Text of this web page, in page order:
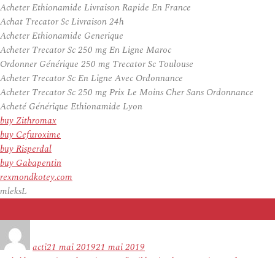
Acheter Ethionamide Livraison Rapide En France
Achat Trecator Sc Livraison 24h
Acheter Ethionamide Generique
Acheter Trecator Sc 250 mg En Ligne Maroc
Ordonner Générique 250 mg Trecator Sc Toulouse
Acheter Trecator Sc En Ligne Avec Ordonnance
Acheter Trecator Sc 250 mg Prix Le Moins Cher Sans Ordonnance
Acheté Générique Ethionamide Lyon
buy Zithromax
buy Cefuroxime
buy Risperdal
buy Gabapentin
rexmondkotey.com
mleksL
actile
21 mai 201921 mai 2019